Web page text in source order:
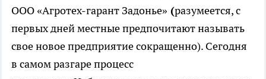
ООО «Агротех-гарант Задонье» (разумеется, с
первых дней местные предпочитают называть
свое новое предприятие сокращенно). Сегодня
в самом разгаре процесс